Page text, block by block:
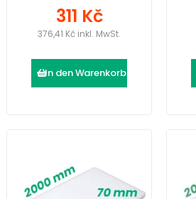
20) mm
311 Kč
376,41 Kč inkl. MwSt.
In den Warenkorb